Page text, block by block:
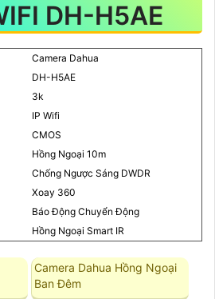
DH-H5AE
Camera Dahua
DH-H5AE
3k
IP Wifi
CMOS
Hồng Ngoại 10m
Chống Ngược Sáng DWDR
Xoay 360
Báo Động Chuyển Động
Hồng Ngoại Smart IR
Camera Dahua Hồng Ngoại
Ban Đêm